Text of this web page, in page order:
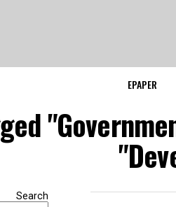
EPAPER
Search